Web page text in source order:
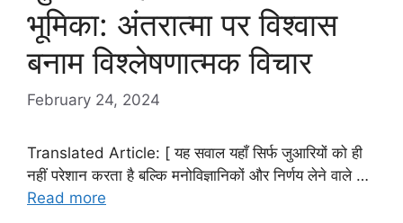
भूमिका: अंतरात्मा पर विश्वास
बनाम विश्लेषणात्मक विचार
February 24, 2024
Translated Article: [ यह सवाल यहाँ सिर्फ जुआरियों को ही
नहीं परेशान करता है बल्कि मनोविज्ञानिकों और निर्णय लेने वाले …
Read more